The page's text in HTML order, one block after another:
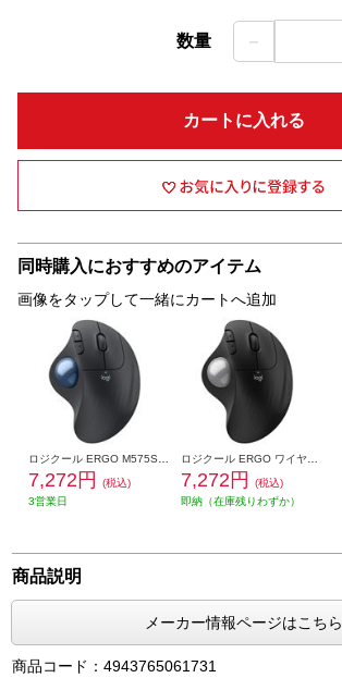
数量 －
カートに入れる
同時購入におすすめのアイテム
画像をタップして一緒にカートへ追加
7,272円
(税込)
3営業日
7,272円
(税込)
即納（在庫残りわずか）
商品説明
メーカー情報ページはこちら
商品コード：4943765061731